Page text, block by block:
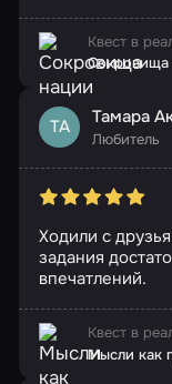
Квест в
Сокровища
ТА Тамара
Любитель
Ходили с
задания
впечатлений.
Квест в
Мысли как